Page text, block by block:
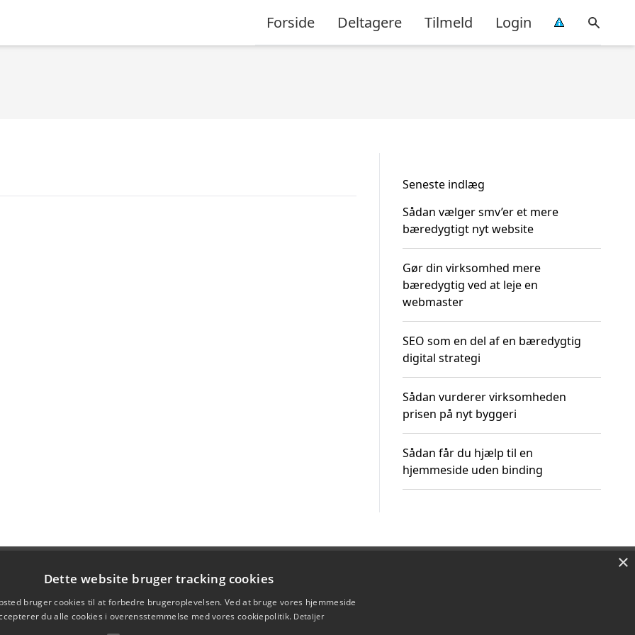
Forside Deltagere Tilmeld Login
Seneste indlæg
Sådan vælger smv’er et mere
bæredygtigt nyt website
Gør din virksomhed mere
bæredygtig ved at leje en
webmaster
SEO som en del af en bæredygtig
digital strategi
Sådan vurderer virksomheden
prisen på nyt byggeri
Sådan får du hjælp til en
hjemmeside uden binding
×
Dette website bruger tracking cookies
bruger cookies til at forbedre brugeroplevelsen. Ved at bruge vores hjemmeside
du alle cookies i overensstemmelse med vores cookiepolitik. Detaljer